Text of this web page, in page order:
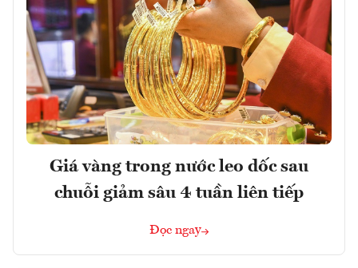
Giá vàng trong nước leo dốc sau
chuỗi giảm sâu 4 tuần liên tiếp
Đọc ngay